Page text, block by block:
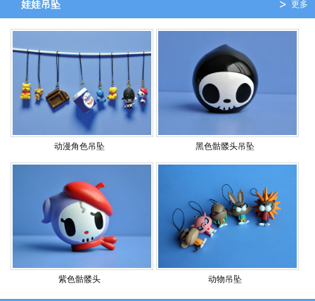
更多
娃娃吊坠
动漫角色吊坠 黑色骷髅头吊坠
紫色骷髅头 动物吊坠